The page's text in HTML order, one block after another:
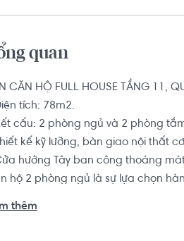
quan
CĂN HỘ FULL HOUSE TẦNG 11,
tích: 78m2.
cấu: 2 phòng ngủ và 2 phòng
kế kỹ lưỡng, bàn giao nội thất
hướng Tây ban công thoáng
hộ 2 phòng ngủ là sự lựa chọn
thêm